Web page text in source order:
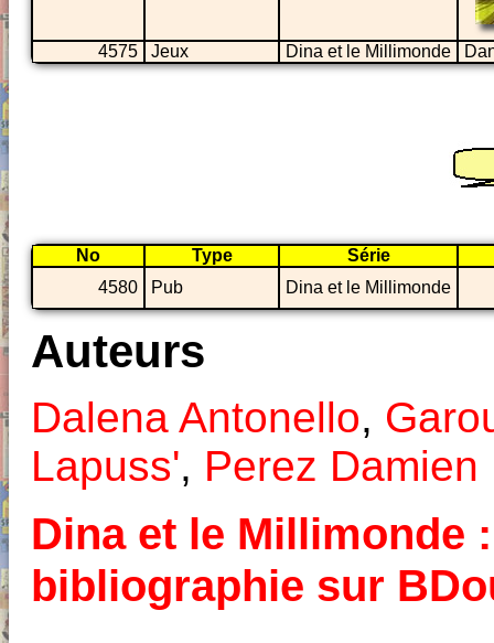
4575 Jeux Dina et le Millimonde
No Type
Série
4580
Pub Dina et le Millimonde
Auteurs
Dalena Antonello,
Lapuss', Perez Damien
Dina et le Millimonde
bibliographie sur